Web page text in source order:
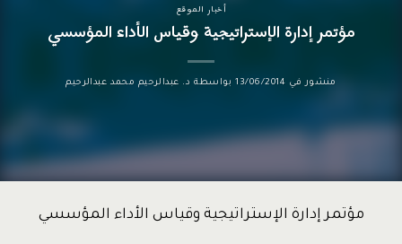
أخبار الموقع
مؤتمر إدارة الإستراتيجية وقياس الأداء المؤسسي
منشور في 13/06/2014 بواسطة د. عبدالرحيم محمد عبدالرحيم
مؤتمر إدارة الإستراتيجية وقياس الأداء المؤسسي